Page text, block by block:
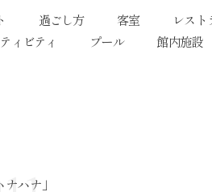
過ごし方 客室
レス
ィビティ
プール 館内施設
ハナ」